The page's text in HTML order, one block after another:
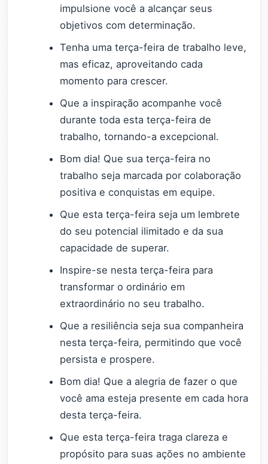
impulsione você a alcançar seus
objetivos com determinação.
Tenha uma terça-feira de trabalho leve,
mas eficaz, aproveitando cada
momento para crescer.
Que a inspiração acompanhe você
durante toda esta terça-feira de
trabalho, tornando-a excepcional.
Bom dia! Que sua terça-feira no
trabalho seja marcada por colaboração
positiva e conquistas em equipe.
Que esta terça-feira seja um lembrete
do seu potencial ilimitado e da sua
capacidade de superar.
Inspire-se nesta terça-feira para
transformar o ordinário em
extraordinário no seu trabalho.
Que a resiliência seja sua companheira
nesta terça-feira, permitindo que você
persista e prospere.
Bom dia! Que a alegria de fazer o que
você ama esteja presente em cada hora
desta terça-feira.
Que esta terça-feira traga clareza e
propósito para suas ações no ambiente